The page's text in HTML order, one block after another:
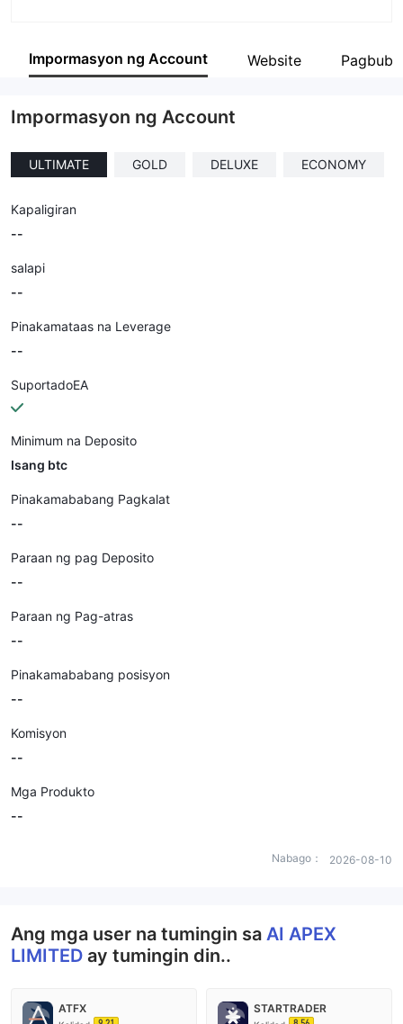
Kumpanya
Impormasyon ng Account Website
Impormasyon ng Account
ULTIMATE GOLD DELUXE ECONOMY
Kapaligiran
--
salapi
--
Pinakamataas na Leverage
--
SuportadoEA
Minimum na Deposito
Isang btc
Pinakamababang Pagkalat
--
Paraan ng pag Deposito
--
Paraan ng Pag-atras
--
Pinakamababang posisyon
--
Komisyon
--
Mga Produkto
--
Nabago： 2026-08-10
Ang mga user na tumingin sa AI APEX
LIMITED ay tumingin din..
ATFX STARTRADER